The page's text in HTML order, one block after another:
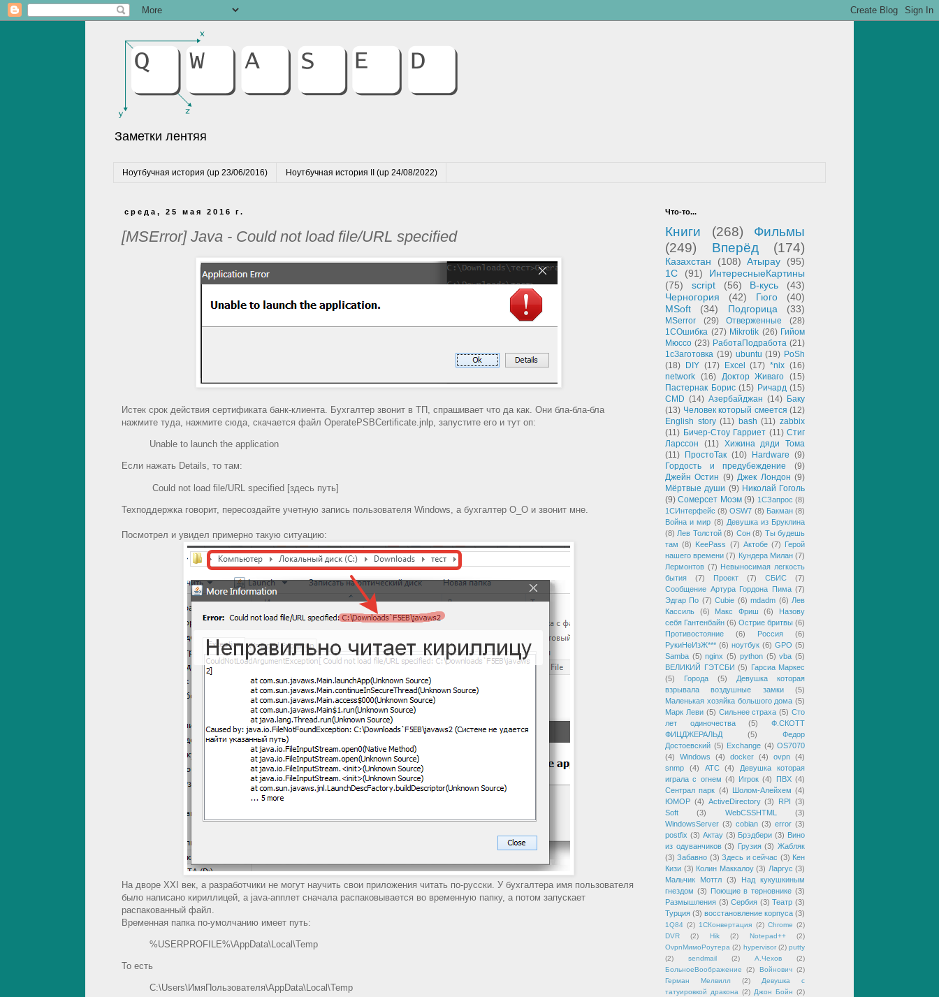
Заметки лентяя
Ноутбучная история (up 23/06/2016) Ноутбучная история II (up 24/08/2022)
среда, 25 мая 2016 г.
[MSError] Java - Could not load file/URL specified
Истек срок действия сертификата банк-клиента. Бухгалтер звонит в ТП, спрашивает что да как. Они бла-бла-бла
нажмите туда, нажмите сюда, скачается файл OperatePSBCertificate.jnlp, запустите его и тут оп:
Unable to launch the application
Если нажать Details, то там:
Could not load file/URL specified [здесь путь]
Техподдержка говорит, пересоздайте учетную запись пользователя Windows, а бухгалтер О_О и звонит мне.
Посмотрел и увидел примерно такую ситуацию:
На дворе XXI век, а разработчики не могут научить свои приложения читать по-русски. У бухгалтера имя пользователя
было написано кириллицей, а java-апплет сначала распаковывается во временную папку, а потом запускает
распакованный файл.
Временная папка по-умолчанию имеет путь:
%USERPROFILE%\AppData\Local\Temp
То есть
C:\Users\ИмяПользователя\AppData\Local\Temp
Что-то...
Книги (268)
Фильмы
(249)
Вперёд (174)
Казахстан (108) Атырау
(95)
1С
(91)
ИнтересныеКартины
(75)
script (56) В-кусь
(43)
Черногория
(42) Гюго
(40)
MSoft
(34) Подгорица (33)
MSerror (29) Отверженные
(28)
1СОшибка (27) Mikrotik (26) Гийом
Мюссо (23) РаботаПодработа (21)
1сЗаготовка (19) ubuntu (19) PoSh
(18)
DIY (17) Excel (17) *nix (16)
network (16) Доктор Живаго (15)
Пастернак Борис (15) Ричард (15)
CMD (14) Азербайджан (14) Баку
(13) Человек который смеется (12)
English story (11) bash (11) zabbix
(11) Бичер-Стоу Гарриет (11) Стиг
Ларссон
(11) Хижина дяди Тома
(11)
ПростоТак (10) Hardware (9)
Гордость и предубеждение
(9)
Джейн Остин (9) Джек Лондон (9)
Мёртвые души (9) Николай Гоголь
(9) Сомерсет Моэм (9) 1СЗапрос (8)
1СИнтерфейс (8) OSW7 (8) Бакман (8)
Война и мир (8) Девушка из Бруклина
(8) Лев Толстой (8) Сон (8) Ты будешь
там (8) KeePass (7) Актобе (7)
Герой
нашего времени (7) Кундера Милан (7)
Лермонтов (7) Невыносимая легкость
бытия
(7) Проект (7) СБИС
(7)
Сообщение Артура Гордона Пима (7)
Эдгар По (7) Cubie (6) mdadm (6) Лев
Кассиль
(6) Макс Фриш (6)
Назову
себя Гантенбайн (6) Острие бритвы (6)
Противостояние
(6) Россия
(6)
РукиНеИзЖ*** (6) ноутбук (6) GPO (5)
Samba (5) nginx (5) python (5) vba (5)
ВЕЛИКИЙ ГЭТСБИ (5)
Гарсиа Маркес
(5)
Города (5)
Девушка которая
взрывала воздушные замки
(5)
Маленькая хозяйка большого дома (5)
Марк Леви (5) Сильнее страха (5) Сто
лет одиночества
(5)
Ф.СКОТТ
ФИЦДЖЕРАЛЬД
(5)
Федор
Достоевский (5) Exchange (4) OS7070
(4)
Windows (4) docker (4) ovpn (4)
snmp
(4) АТС (4)
Девушка которая
играла с огнем (4) Игрок (4) ПВХ (4)
Сентрал парк (4) Шолом-Алейхем (4)
ЮМОР (4) ActiveDirectory (3) RPI
(3)
Soft
(3) WebCSSHTML
(3)
WindowsServer (3) cobian (3) error (3)
postfix (3) Актау (3) Брэдбери (3) Вино
из одуванчиков (3) Грузия (3) Жабляк
(3) Забавно (3) Здесь и сейчас (3) Кен
Кизи (3) Колин Маккалоу (3) Ларгус (3)
Мальчик Моттл (3)
Над кукушкиным
гнездом (3) Поющие в терновнике (3)
Размышления (3) Сербия (3) Театр (3)
Турция (3) восстановление корпуса (3)
1Q84 (2) 1СКонвертация (2) Chrome (2)
DVR
(2) Hik (2) Notepad++
(2)
OvpnМимоРоутера (2) hypervisor (2) putty
(2)
sendmail (2) А.Чехов
(2)
БольноеВоображение
(2) Войнович (2)
Герман Мелвилл
(2)
Девушка с
татуировкой дракона (2) Джон Бойн (2)